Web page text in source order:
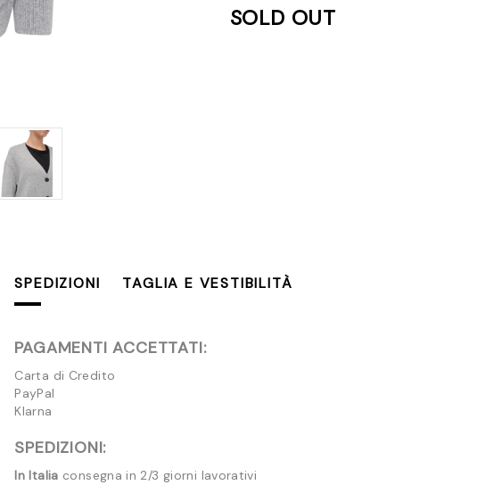
SOLD OUT
SPEDIZIONI TAGLIA E VESTIBILITÀ
PAGAMENTI ACCETTATI:
Carta di Credito
PayPal
Klarna
SPEDIZIONI:
In Italia consegna in 2/3 giorni lavorativi